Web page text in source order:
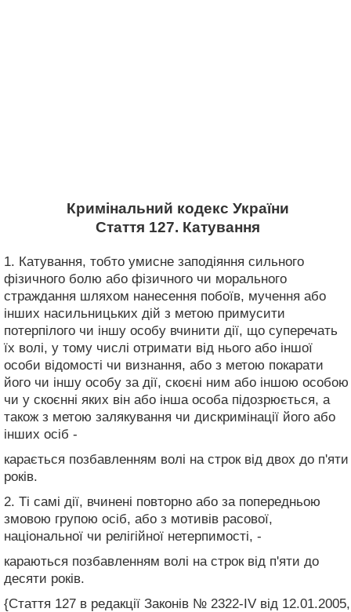
Кримінальний кодекс України
Стаття 127. Катування
1. Катування, тобто умисне заподіяння сильного
фізичного болю або фізичного чи морального
страждання шляхом нанесення побоїв, мучення або
інших насильницьких дій з метою примусити
потерпілого чи іншу особу вчинити дії, що суперечать
їх волі, у тому числі отримати від нього або іншої
особи відомості чи визнання, або з метою покарати
його чи іншу особу за дії, скоєні ним або іншою особою
чи у скоєнні яких він або інша особа підозрюється, а
також з метою залякування чи дискримінації його або
інших осіб -
карається позбавленням волі на строк від двох до п'яти
років.
2. Ті самі дії, вчинені повторно або за попередньою
змовою групою осіб, або з мотивів расової,
національної чи релігійної нетерпимості, -
караються позбавленням волі на строк від п'яти до
десяти років.
{Стаття 127 в редакції Законів № 2322-IV від 12.01.2005,